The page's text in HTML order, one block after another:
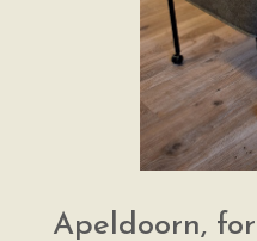
Apeldoorn,